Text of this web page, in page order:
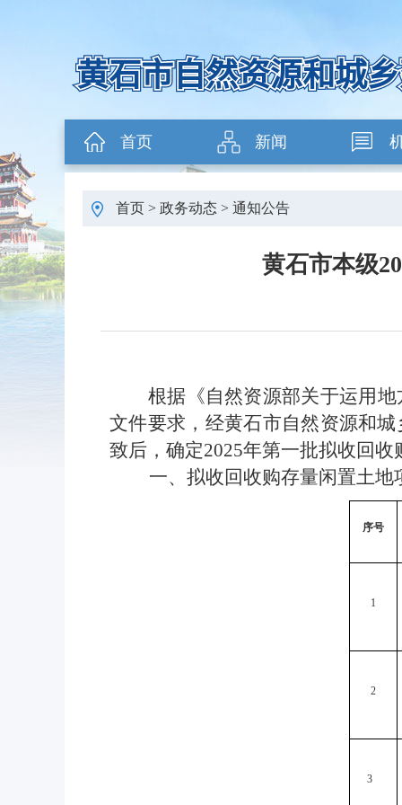
首页 新闻
首页 > 政务动态 > 通知公告
黄石市本级
根据《自然资源部关于运用
文件要求，经黄石市自然资源和
致后，确定2025年第一批拟收回
一、拟收回收购存量闲置土地
序号
1
2
3